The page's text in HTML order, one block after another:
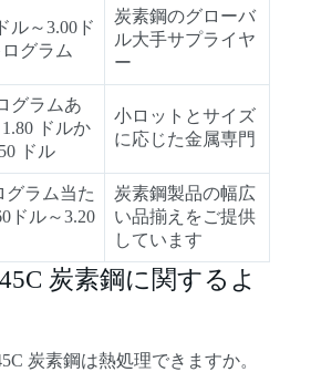
ル～3.00ド
グラム
炭素鋼のグローバ
ル大手サプライヤ
ー
グラムあ
ドルか
ドル
小ロットとサイズ
に応じた金属専門
グラム当た
ドル～3.20
炭素鋼製品の幅広
い品揃えをご提供
しています
炭素鋼に関するよ
炭素鋼は熱処理できますか。